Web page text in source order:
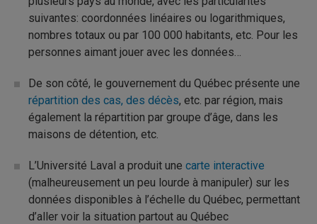
suivantes: coordonnées linéaires ou logarithmiques,
nombres totaux ou par 100 000 habitants, etc. Pour les
personnes aimant jouer avec les données…
De son côté, le gouvernement du Québec présente une
répartition des cas, des décès, etc. par région, mais
également la répartition par groupe d’âge, dans les
maisons de détention, etc.
L’Université Laval a produit une carte interactive
(malheureusement un peu lourde à manipuler) sur les
données disponibles à l’échelle du Québec, permettant
d’aller voir la situation partout au Québec